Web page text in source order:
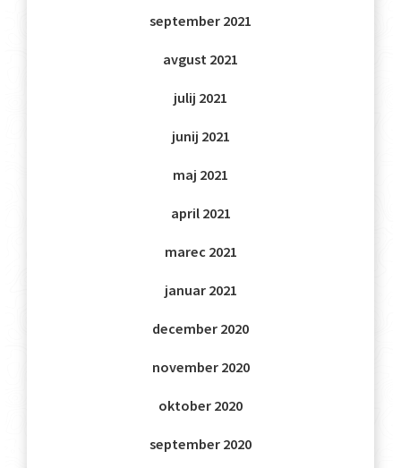
september 2021
avgust 2021
julij 2021
junij 2021
maj 2021
april 2021
marec 2021
januar 2021
december 2020
november 2020
oktober 2020
september 2020